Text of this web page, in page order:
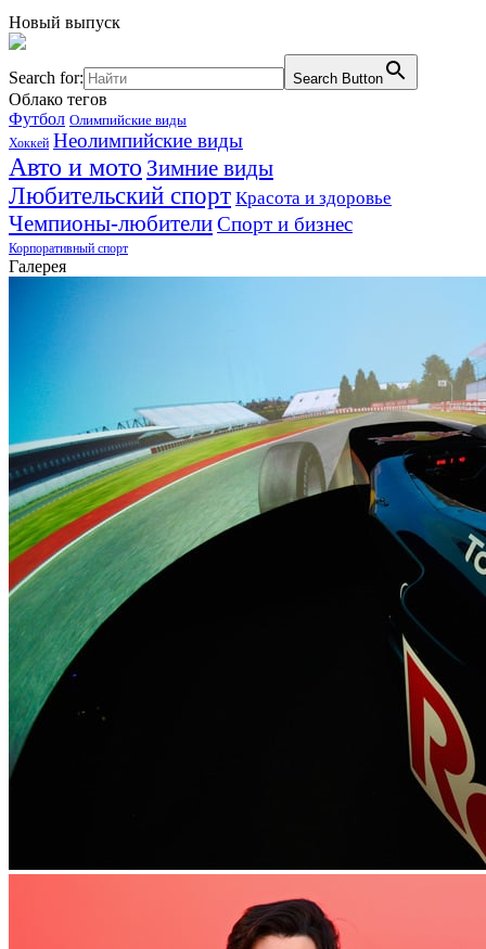
Новый выпуск
Search for: Search Button
Облако тегов
Футбол Олимпийские виды
Хоккей Неолимпийские виды
Авто и мото Зимние виды
Любительский спорт Красота и здоровье
Чемпионы-любителиСпорт и бизнес
Корпоративный спорт
Галерея